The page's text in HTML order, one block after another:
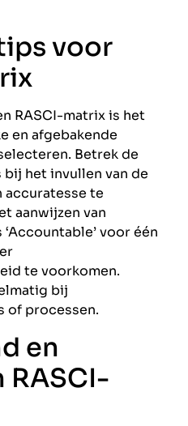
voor
RASCI-matrix is het
en afgebakende
Betrek de
het invullen van de
accuratesse te
aanwijzen van
voor één
te voorkomen.
bij
of processen.
en
RASCI-